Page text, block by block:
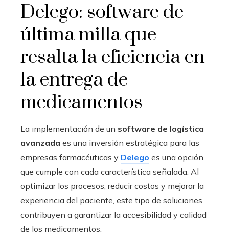
Delego: software de
última milla que
resalta la eficiencia en
la entrega de
medicamentos
La implementación de un software de logística
avanzada es una inversión estratégica para las
empresas farmacéuticas y Delego es una opción
que cumple con cada característica señalada. Al
optimizar los procesos, reducir costos y mejorar la
experiencia del paciente, este tipo de soluciones
contribuyen a garantizar la accesibilidad y calidad
de los medicamentos.